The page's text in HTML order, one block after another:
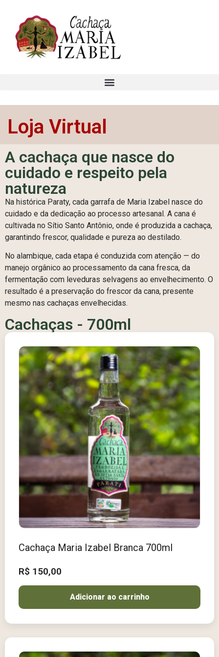
Loja Virtual
A cachaça que nasce do
cuidado e respeito pela
natureza
Na histórica Paraty, cada garrafa de Maria Izabel nasce do
cuidado e da dedicação ao processo artesanal. A cana é
cultivada no Sítio Santo Antônio, onde é produzida a cachaça,
garantindo frescor, qualidade e pureza ao destilado.
No alambique, cada etapa é conduzida com atenção — do
manejo orgânico ao processamento da cana fresca, da
fermentação com leveduras selvagens ao envelhecimento. O
resultado é a preservação do frescor da cana, presente
mesmo nas cachaças envelhecidas.
Cachaças - 700ml
Cachaça Maria Izabel Branca 700ml
R$ 150,00
Adicionar ao carrinho